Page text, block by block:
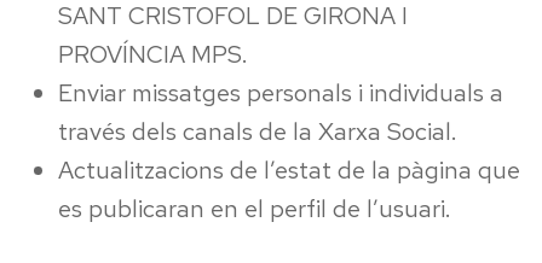
SANT CRISTOFOL DE GIRONA I
PROVÍNCIA MPS.
Enviar missatges personals i individuals a
través dels canals de la Xarxa Social.
Actualitzacions de l’estat de la pàgina que
es publicaran en el perfil de l’usuari.